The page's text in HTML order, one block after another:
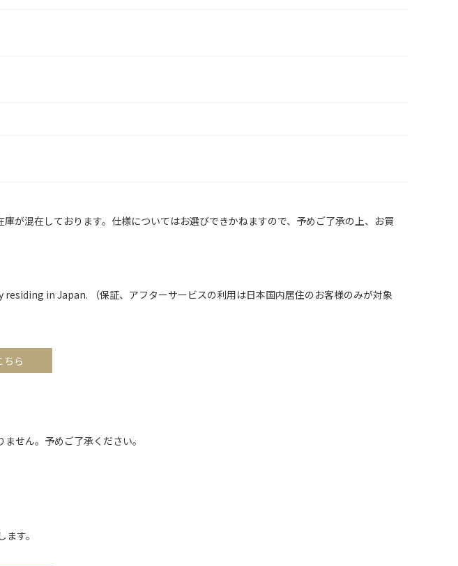
が混在しております。仕様についてはお選びできかねますので、予めご了承の上、お買
in Japan. （保証、アフターサービスの利用は日本国内居住のお客様のみが対象
ちら
せん。予めご了承ください。
す。